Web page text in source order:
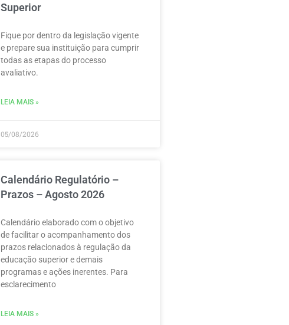
Superior
Fique por dentro da legislação vigente
e prepare sua instituição para cumprir
todas as etapas do processo
avaliativo.
LEIA MAIS »
05/08/2026
Calendário Regulatório –
Prazos – Agosto 2026
Calendário elaborado com o objetivo
de facilitar o acompanhamento dos
prazos relacionados à regulação da
educação superior e demais
programas e ações inerentes. Para
esclarecimento
LEIA MAIS »